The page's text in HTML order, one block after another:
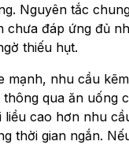
Nguyên tắc
chưa đáp ứng đủ
thiếu hụt.
mạnh, nhu cầu
qua ăn uống
liều cao hơn nhu
thời gian ngắn.